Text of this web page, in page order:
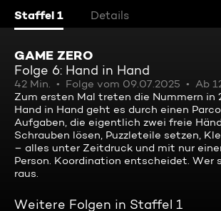
Staffel 1 Details
GAME ZERO
Folge 6: Hand in Hand
42 Min. Folge vom 09.07.2025
Ab
Zum ersten Mal treten die Nummern in
Hand in Hand geht es durch einen
Aufgaben, die eigentlich zwei freie
Schrauben lösen, Puzzleteile setzen,
– alles unter Zeitdruck und mit nur
Person. Koordination entscheidet. Wer
raus.
Weitere Folgen in Staffel 1